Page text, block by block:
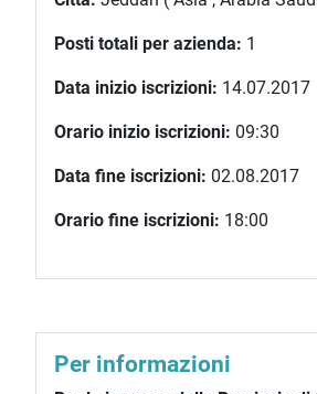
Posti totali per azienda: 1
Data inizio iscrizioni: 14.07.2017
Orario inizio iscrizioni: 09:30
Data fine iscrizioni: 02.08.2017
Orario fine iscrizioni: 18:00
Per informazioni